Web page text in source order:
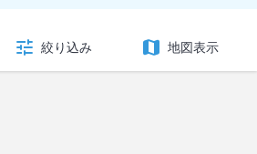
絞り込み 地図表示